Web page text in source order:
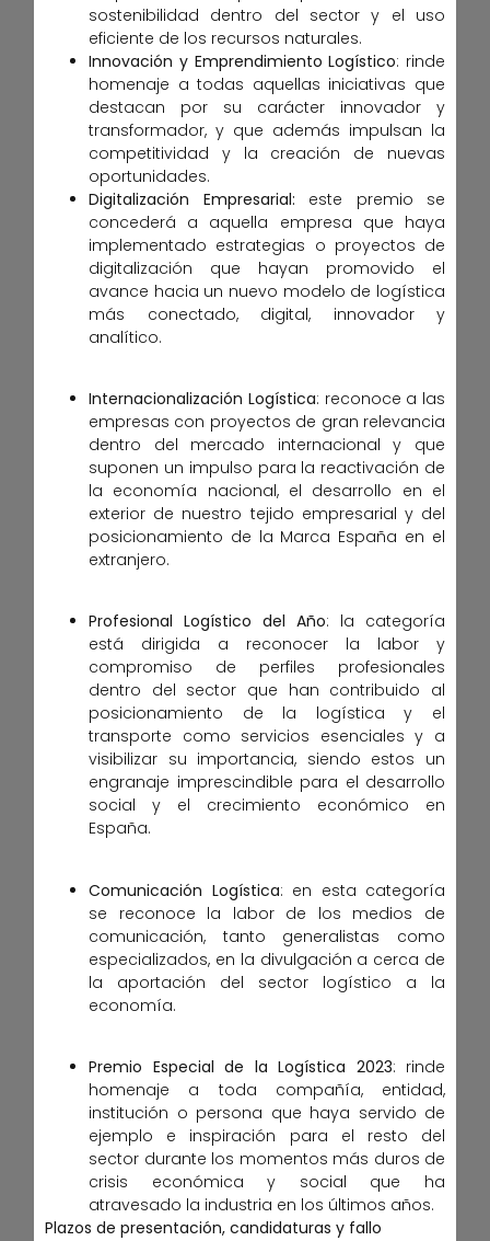
sostenibilidad dentro del sector y el uso
eficiente de los recursos naturales.
Innovación y Emprendimiento Logístico: rinde
homenaje a todas aquellas iniciativas que
destacan por su carácter innovador y
transformador, y que además impulsan la
competitividad y la creación de nuevas
oportunidades.
Digitalización Empresarial: este premio se
concederá a aquella empresa que haya
implementado estrategias o proyectos de
digitalización que hayan promovido el
avance hacia un nuevo modelo de logística
más conectado, digital, innovador y
analítico.
Internacionalización Logística: reconoce a las
empresas con proyectos de gran relevancia
dentro del mercado internacional y que
suponen un impulso para la reactivación de
la economía nacional, el desarrollo en el
exterior de nuestro tejido empresarial y del
posicionamiento de la Marca España en el
extranjero.
Profesional Logístico del Año: la categoría
está dirigida a reconocer la labor y
compromiso de perfiles profesionales
dentro del sector que han contribuido al
posicionamiento de la logística y el
transporte como servicios esenciales y a
visibilizar su importancia, siendo estos un
engranaje imprescindible para el desarrollo
social y el crecimiento económico en
España.
Comunicación Logística: en esta categoría
se reconoce la labor de los medios de
comunicación, tanto generalistas como
especializados, en la divulgación a cerca de
la aportación del sector logístico a la
economía.
Premio Especial de la Logística 2023: rinde
homenaje a toda compañía, entidad,
institución o persona que haya servido de
ejemplo e inspiración para el resto del
sector durante los momentos más duros de
crisis económica y social que ha
atravesado la industria en los últimos años.
Plazos de presentación, candidaturas y fallo